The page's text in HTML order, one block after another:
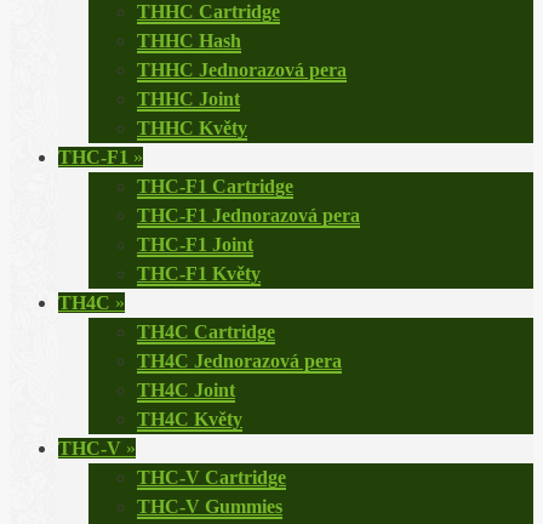
THHC Cartridge
THHC Hash
THHC Jednorazová pera
THHC Joint
THHC Květy
THC-F1 »
THC-F1 Cartridge
THC-F1 Jednorazová pera
THC-F1 Joint
THC-F1 Květy
TH4C »
TH4C Cartridge
TH4C Jednorazová pera
TH4C Joint
TH4C Květy
THC-V »
THC-V Cartridge
THC-V Gummies